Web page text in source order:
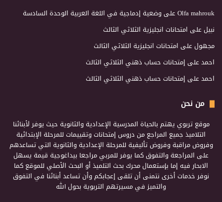
Olfa mahroukعلى وضعية إدماجية في اللغة العربية الوحدة السادسة
نبيلعلى امتحانات انجليزية الثلاثي الثالث
مجهولعلى امتحانات انجليزية الثلاثي الثالث
احمدعلى إمتحانات حساب ذهني الثلاثي الثالث
احمدعلى إمتحانات حساب ذهني الثلاثي الثالث
من نحن
موقع تربوي يهتم بالحياة المدرسية الإعدادية والثانوية حيث يوفر لأبنائنا
التلاميذ جميع المراجع من دروس إمتحانات وتقييمات للمرحلة الإبتدائية
وفروض مراقبة وفروض تأليفية للمرحلة الإعدادية والثانوية التي تساعدهم
على المراجعة والتفوق كما يوفر للمربي مراجعا بيداغوجية قيمة يسهل
الابحار فيه إما بإستعمال محرك بحث التلميذ أو البحث الأصلي للموقع كما
نوفر خدمات أخرى نتمنى أن تلقى إعجابكم وأن تساعد أبنائنا في التفوق
والتميز في مسيرتهم التربوية بحول الله